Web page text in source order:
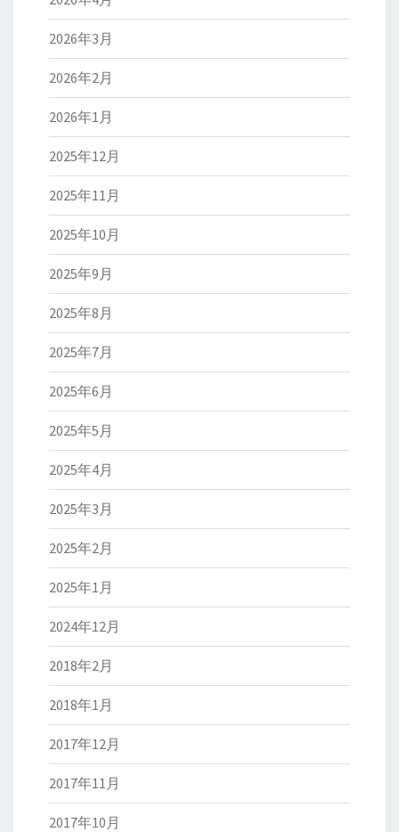
2026年3月
2026年2月
2026年1月
2025年12月
2025年11月
2025年10月
2025年9月
2025年8月
2025年7月
2025年6月
2025年5月
2025年4月
2025年3月
2025年2月
2025年1月
2024年12月
2018年2月
2018年1月
2017年12月
2017年11月
2017年10月